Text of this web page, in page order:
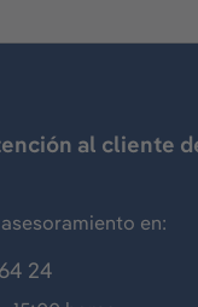
al cliente
en:
24